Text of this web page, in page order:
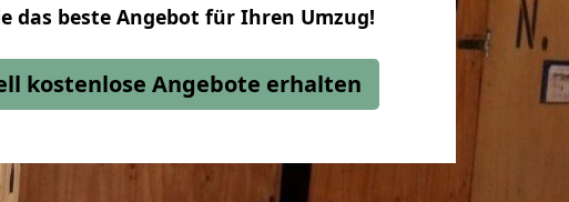
das beste Angebot für Ihren Umzug!
kostenlose Angebote erhalten